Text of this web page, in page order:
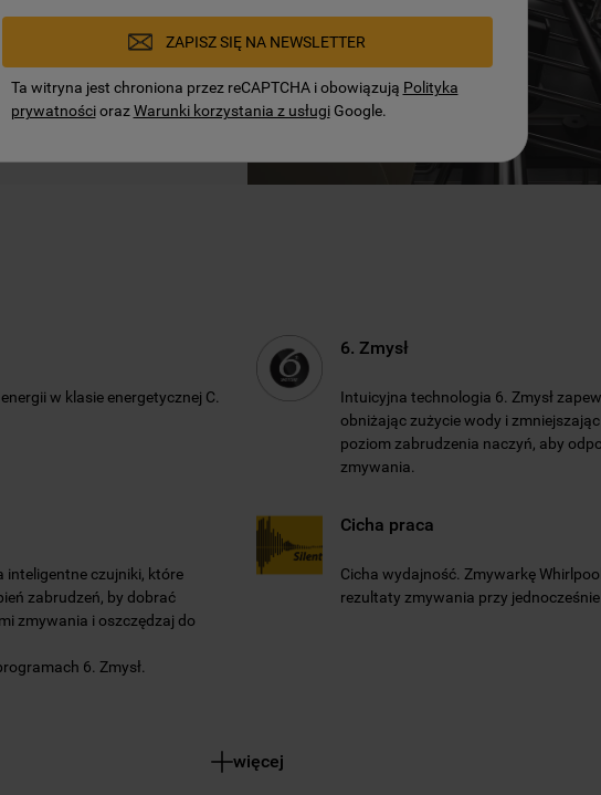
Whirlpool do zabudowy z 3
uwzględniającym tworzywa sztuczne,
zabudowy Whirlpool z 3 koszami bez
różnić w zależności od modelu
vs. wyłączonej opcji NaturalDry dla
w klasie energetycznej C.
6. Zmysł
Intuicyjna technologia 6. Zmysł
obniżając zużycie wody i
poziom zabrudzenia naczyń, aby
zmywania.
inteligentne czujniki, które
zabrudzeń, by dobrać
zmywania i oszczędzaj do
6. Zmysł.
Cicha praca
Cicha wydajność. Zmywarkę
rezultaty zmywania przy
więcej
ZAPISZ SIĘ NA NEWSLETTER
Ta witryna jest chroniona przez reCAPTCHA i obowiązują Polityka
prywatnościorazWarunki korzystania z usługiGoogle.